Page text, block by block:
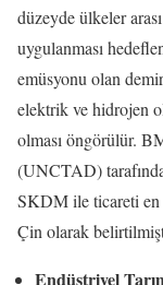
düzeyde ülkeler
uygulanması
emüsyonu olan
elektrik ve hidrojen
olması öngörülür.
(UNCTAD)
SKDM ile ticareti en
Çin olarak
Endüstriyel